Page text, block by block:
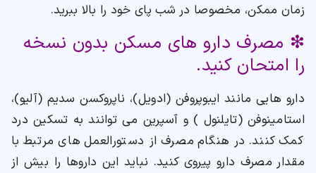
زمان ممکن، مخصوصا در شب پای خود را بالا ببرید.
❇ مصرف دارو های مسکن بدون نسخه
را امتحان کنید.
دارو هایی مانند ایبوپروفن (ادویل)، ناپروکسن سدیم (آلیو)،
استامینوفن (تایلنول ) و آسپرین می توانند به تسکین درد
کمک کنند. در هنگام مصرف از دستورالعمل های مرتبط با
مقدار مصرف دارو پیروی کنید. نباید این داروها را بیش از